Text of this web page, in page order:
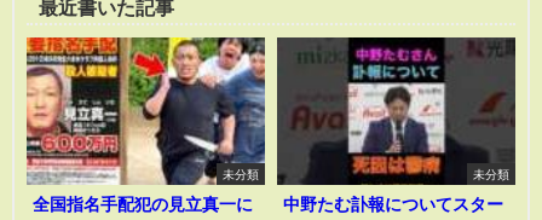
最近書いた記事
未分類
全国指名手配犯の見立真一に
未分類
中野たむ訃報についてスター